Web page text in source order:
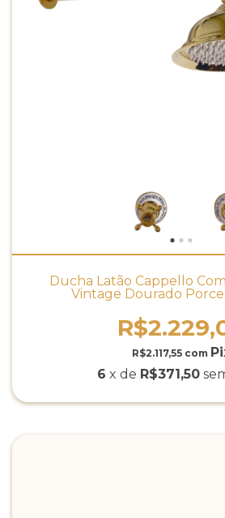
Ducha Latão Cappello
Vintage Dourado
R$2.117,55 com
6 x de R$371,50